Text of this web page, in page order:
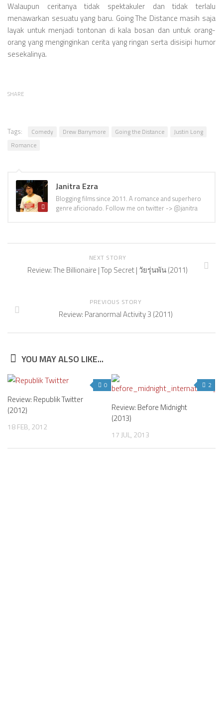
Walaupun ceritanya tidak spektakuler dan tidak terlalu
menawarkan sesuatu yang baru. Going The Distance masih saja
layak untuk menjadi tontonan di kala bosan dan untuk orang-
orang yang menginginkan cerita yang ringan serta disisipi humor
sesekalinya.
SHARE
Tags: Comedy Drew Barrymore Going the Distance
Justin Long
Romance
Janitra Ezra
Blogging films since 2011. A romance and superhero
genre aficionado. Follow me on twitter -> @janitra
NEXT STORY
Review: The Billionaire | Top Secret | วัยรุ่นพัน (2011)
PREVIOUS STORY
Review: Paranormal Activity 3 (2011)
YOU MAY ALSO LIKE...
0
Review: Republik Twitter
(2012)
18 FEB, 2012
2
Review: Before Midnight
(2013)
17 JUL, 2013